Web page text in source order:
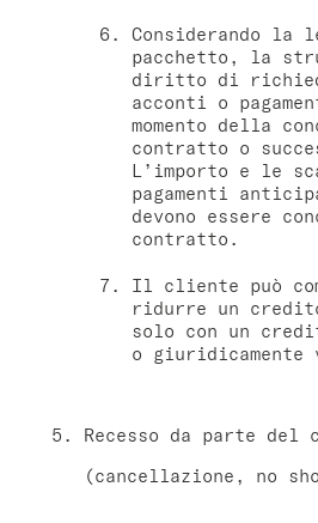
Considerando la
pacchetto, la
diritto di
acconti o
momento della
contratto o
L’importo e le
pagamenti
devono essere
contratto.
Il cliente può
ridurre un
solo con un
o giuridicamente
Recesso da parte del
(cancellazione, no